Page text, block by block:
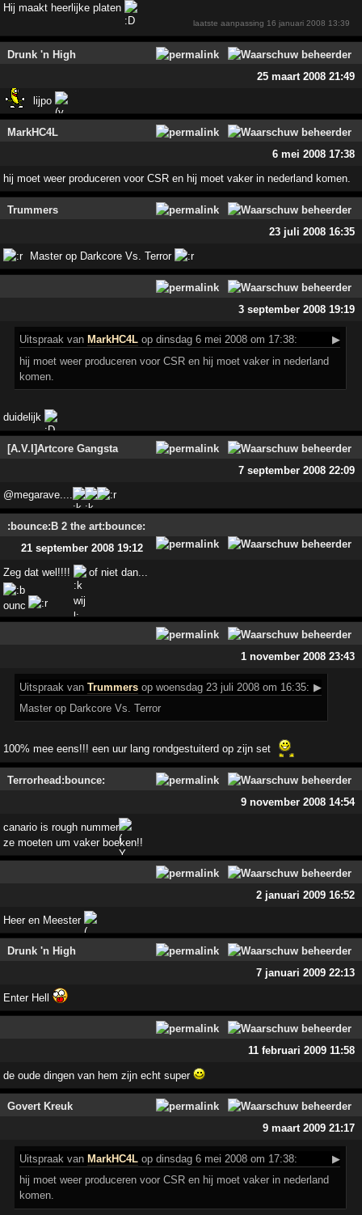
Hij maakt heerlijke platen
laatste aanpassing 16 januari 2008 13:39
Drunk 'n High
25 maart 2008 21:49
lijpo
MarkHC4L
6 mei 2008 17:38
hij moet weer produceren voor CSR en hij moet vaker in nederland komen.
Trummers
23 juli 2008 16:35
Master op Darkcore Vs. Terror
3 september 2008 19:19
Uitspraak van MarkHC4L op dinsdag 6 mei 2008 om 17:38:
▶
hij moet weer produceren voor CSR en hij moet vaker in nederland
komen.
duidelijk
[A.V.I]Artcore Gangsta
7 september 2008 22:09
@megarave....
:bounce:B 2 the art:bounce:
21 september 2008 19:12
Zeg dat wel!!!! of niet dan...
1 november 2008 23:43
Uitspraak vanTrummers op woensdag 23 juli 2008 om 16:35: ▶
Master op Darkcore Vs. Terror
100% mee eens!!! een uur lang rondgestuiterd op zijn set
Terrorhead:bounce:
9 november 2008 14:54
canario is rough nummer
ze moeten um vaker boeken!!
2 januari 2009 16:52
Heer en Meester
Drunk 'n High
7 januari 2009 22:13
Enter Hell
11 februari 2009 11:58
de oude dingen van hem zijn echt super
Govert Kreuk
9 maart 2009 21:17
Uitspraak van MarkHC4L op dinsdag 6 mei 2008 om 17:38:
▶
hij moet weer produceren voor CSR en hij moet vaker in nederland
komen.